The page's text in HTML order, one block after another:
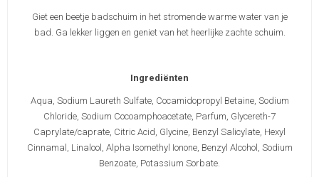
Giet een beetje badschuim in het stromende warme water van je
bad. Ga lekker liggen en geniet van het heerlijke zachte schuim.
Ingrediënten
Aqua, Sodium Laureth Sulfate, Cocamidopropyl Betaine, Sodium
Chloride, Sodium Cocoamphoacetate, Parfum, Glycereth-7
Caprylate/caprate, Citric Acid, Glycine, Benzyl Salicylate, Hexyl
Cinnamal, Linalool, Alpha Isomethyl Ionone, Benzyl Alcohol, Sodium
Benzoate, Potassium Sorbate.